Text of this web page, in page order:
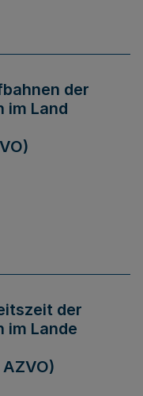
der
im Land
der
im Lande